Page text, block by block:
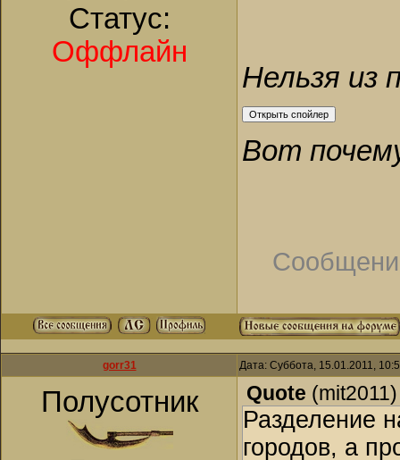
Статус:
Оффлайн
Нельзя из
Вот
gorr31 Дата: Суббота, 15.01.2011,
Полусотник Quote (mit2011)
Разделение
городов, а